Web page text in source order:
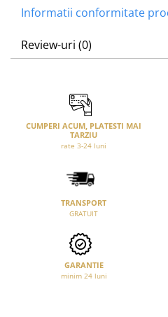
Informatii conformitate
Review-uri (0)
CUMPERI ACUM, PLATESTI MAI
TARZIU
rate 3-24 luni
TRANSPORT
GRATUIT
GARANTIE
minim 24 luni